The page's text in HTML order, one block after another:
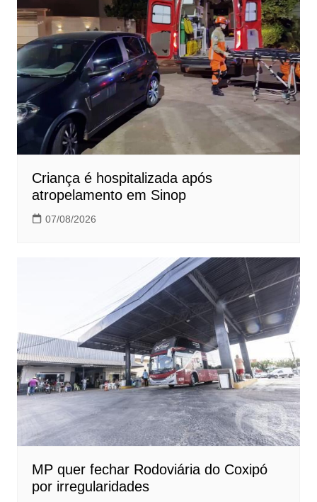
Criança é hospitalizada após
atropelamento em Sinop
07/08/2026
MP quer fechar Rodoviária do Coxipó
por irregularidades